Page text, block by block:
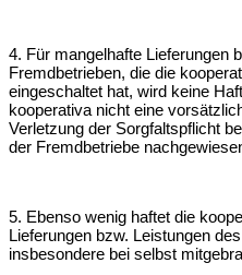
4. Für mangelhafte Lieferungen
Fremdbetrieben, die die
eingeschaltet hat, wird keine
kooperativa nicht eine
Verletzung der Sorgfaltspflicht
der Fremdbetriebe
5. Ebenso wenig haftet die
Lieferungen bzw. Leistungen
insbesondere bei selbst